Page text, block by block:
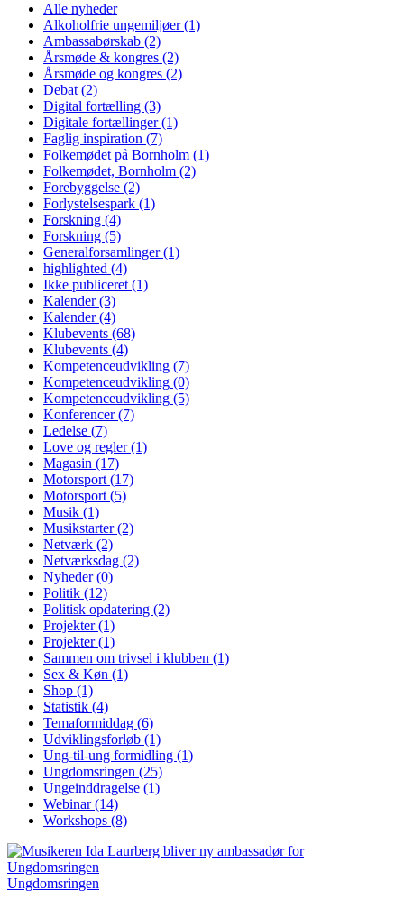
Alle nyheder
Alkoholfrie ungemiljøer(1)
Ambassabørskab (2)
Årsmøde & kongres (2)
Årsmøde og kongres (2)
Debat (2)
Digital fortælling (3)
Digitale fortællinger(1)
Faglig inspiration (7)
Folkemødet på Bornholm (1)
Folkemødet, Bornholm (2)
Forebyggelse (2)
Forlystelsespark (1)
Forskning (4)
Forskning (5)
Generalforsamlinger(1)
highlighted (4)
Ikke publiceret (1)
Kalender(3)
Kalender(4)
Klubevents (68)
Klubevents (4)
Kompetenceudvikling (7)
Kompetenceudvikling (0)
Kompetenceudvikling (5)
Konferencer(7)
Ledelse (7)
Love og regler(1)
Magasin (17)
Motorsport (17)
Motorsport (5)
Musik (1)
Musikstarter(2)
Netværk (2)
Netværksdag (2)
Nyheder(0)
Politik (12)
Politisk opdatering (2)
Projekter(1)
Projekter(1)
Sammen om trivsel i klubben (1)
Sex & Køn (1)
Shop (1)
Statistik (4)
Temaformiddag (6)
Udviklingsforløb (1)
Ung-til-ung formidling (1)
Ungdomsringen (25)
Ungeinddragelse (1)
Webinar(14)
Workshops (8)
Ungdomsringen